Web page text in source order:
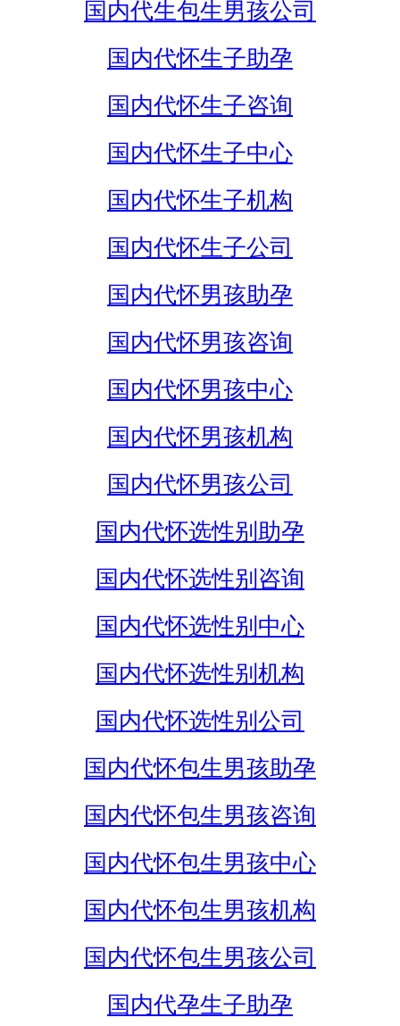
国内代生包生男孩公司
国内代怀生子助孕
国内代怀生子咨询
国内代怀生子中心
国内代怀生子机构
国内代怀生子公司
国内代怀男孩助孕
国内代怀男孩咨询
国内代怀男孩中心
国内代怀男孩机构
国内代怀男孩公司
国内代怀选性别助孕
国内代怀选性别咨询
国内代怀选性别中心
国内代怀选性别机构
国内代怀选性别公司
国内代怀包生男孩助孕
国内代怀包生男孩咨询
国内代怀包生男孩中心
国内代怀包生男孩机构
国内代怀包生男孩公司
国内代孕生子助孕